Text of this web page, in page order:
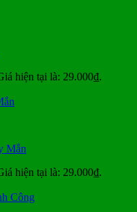
hiện tại là: 29.000₫.
Mắn
hiện tại là: 29.000₫.